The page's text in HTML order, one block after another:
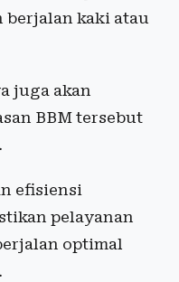
berjalan kaki atau
juga akan
BBM tersebut
efisiensi
pelayanan
optimal